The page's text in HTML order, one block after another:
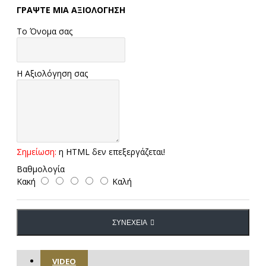
ΓΡΆΨΤΕ ΜΙΑ ΑΞΙΟΛΌΓΗΣΗ
Το Όνομα σας
Η Αξιολόγηση σας
Σημείωση: η HTML δεν επεξεργάζεται!
Βαθμολογία
Κακή
Καλή
ΣΥΝΈΧΕΙΑ
VIDEO